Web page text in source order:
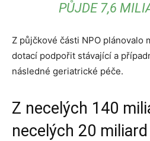
PŮJDE 7,6
Z půjčkové části NPO plánovalo
dotací podpořit stávající a
následné geriatrické péče.
Z necelých 140
necelých 20